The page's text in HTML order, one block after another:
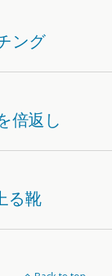
ング
倍返し
る靴